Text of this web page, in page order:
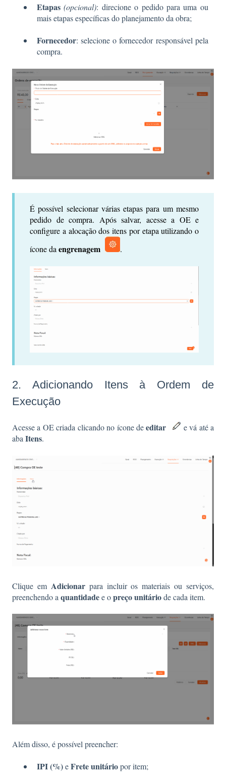
Etapas (opcional): direcione o pedido para uma ou
mais etapas específicas do planejamento da obra;
Fornecedor: selecione o fornecedor responsável pela
compra.
É possível selecionar várias etapas para um mesmo
pedido de compra. Após salvar, acesse a OE e
configure a alocação dos itens por etapa utilizando o
ícone daengrenagem .
2. Adicionando Itens à Ordem de
Execução
Acesse a OE criada clicando no ícone deeditar
e vá até a
abaItens.
Clique em Adicionarpara incluir os materiais ou serviços,
preenchendo a quantidadee opreço unitáriode cada item.
Além disso, é possível preencher:
IPI (%)eFrete unitáriopor item;